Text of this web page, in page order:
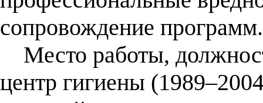
сопровождение программ.
Место работы,
центр гигиены